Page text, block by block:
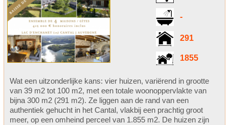
-
291
1855
Wat een uitzonderlijke kans: vier huizen, variërend in grootte
van 39 m2 tot 100 m2, met een totale woonoppervlakte van
bijna 300 m2 (291 m2). Ze liggen aan de rand van een
authentiek gehucht in het Cantal, vlakbij een prachtig groot
meer, op een omheind perceel van 1.855 m2. De huizen zijn